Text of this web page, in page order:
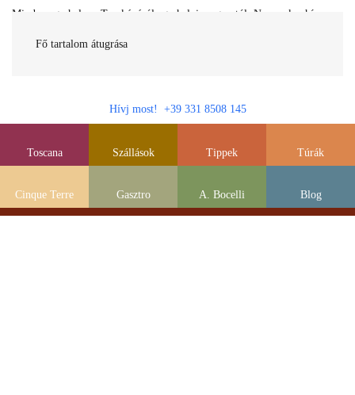
Fő tartalom átugrása
Minden egy helyen Toszkánáról egy helyi magyartól. Nemcsak a híres
gasztronomia....
Hívj most! +39 331 8508 145
Toscana Szállások Tippek Túrák
Cinque Terre Gasztro A. Bocelli Blog